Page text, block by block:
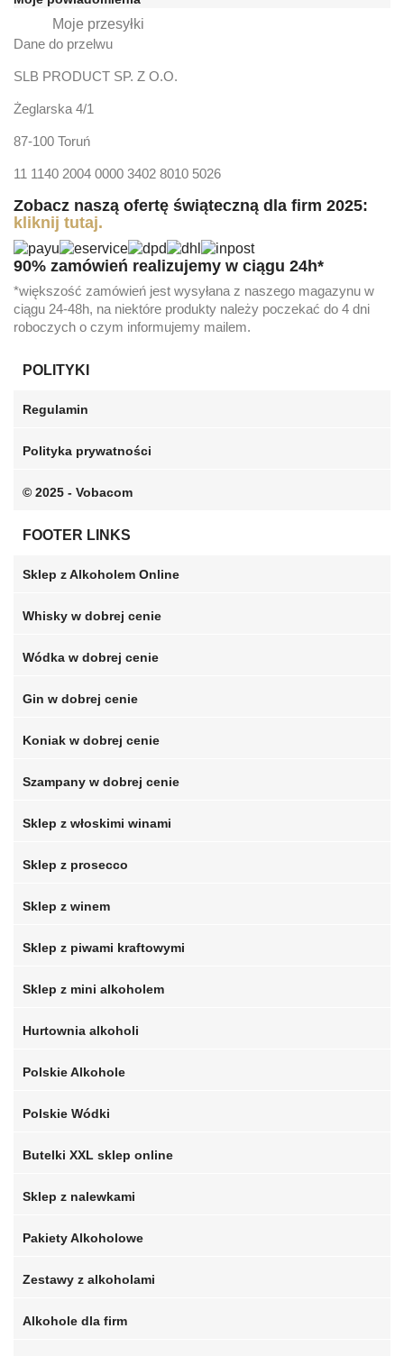
Moje przesyłki
Dane do przelwu
SLB PRODUCT SP. Z O.O.
Żeglarska 4/1
87-100 Toruń
11 1140 2004 0000 3402 8010 5026
Zobacz naszą ofertę świąteczną dla firm 2025:
kliknij tutaj.
90% zamówień realizujemy w ciągu 24h*
*większość zamówień jest wysyłana z naszego magazynu w
ciągu 24-48h, na niektóre produkty należy poczekać do 4 dni
roboczych o czym informujemy mailem.
POLITYKI
Regulamin
Polityka prywatności
© 2025 - Vobacom
FOOTER LINKS
Sklep z Alkoholem Online
Whisky w dobrej cenie
Wódka w dobrej cenie
Gin w dobrej cenie
Koniak w dobrej cenie
Szampany w dobrej cenie
Sklep z włoskimi winami
Sklep z prosecco
Sklep z winem
Sklep z piwami kraftowymi
Sklep z mini alkoholem
Hurtownia alkoholi
Polskie Alkohole
Polskie Wódki
Butelki XXL sklep online
Sklep z nalewkami
Pakiety Alkoholowe
Zestawy z alkoholami
Alkohole dla firm